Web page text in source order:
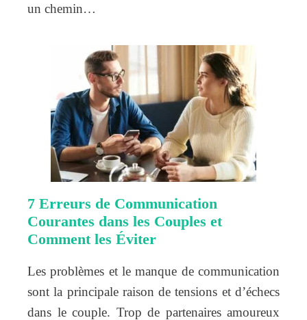
un chemin…
7 Erreurs de Communication
Courantes dans les Couples et
Comment les Éviter
Les problèmes et le manque de communication
sont la principale raison de tensions et d’échecs
dans le couple. Trop de partenaires amoureux